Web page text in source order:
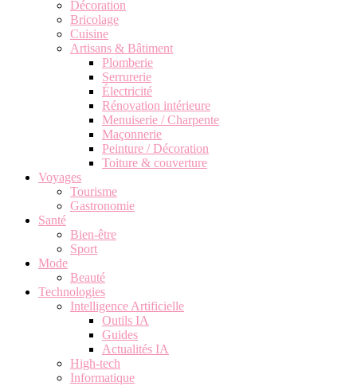
Décoration
Bricolage
Cuisine
Artisans & Bâtiment
Plomberie
Serrurerie
Électricité
Rénovation intérieure
Menuiserie / Charpente
Maçonnerie
Peinture / Décoration
Toiture & couverture
Voyages
Tourisme
Gastronomie
Santé
Bien-être
Sport
Mode
Beauté
Technologies
Intelligence Artificielle
Outils IA
Guides
Actualités IA
High-tech
Informatique